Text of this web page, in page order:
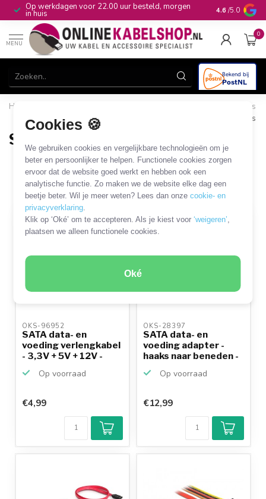
Cookies 🍪
We gebruiken cookies en vergelijkbare technologieën om je
beter en persoonlijker te helpen. Functionele cookies zorgen
ervoor dat de website goed werkt en hebben ook een
analytische functie. Zo maken we de website elke dag een
beetje beter. Wil je meer weten? Lees dan onzecookie- en
privacyverklaring.
Klik op ‘Oké’ om te accepteren. Als je kiest voor‘weigeren’,
plaatsen we alleen functionele cookies.
Oké
10+jaar productkennis 4.6 /5.0
MENU
0
Home
HDD/SSD en overige drives
SATA datakabels en adapters SATA 22-pins - SATA 22-pins
SATA 22-pins - SATA 22-pins
17 PRODUCTEN
Filters SORTEER OP
OKS-96952
SATA data- en
voeding verlengkabel
- 3,3V + 5V + 12V -
Op voorraad
€4,99
OKS-28397
SATA data- en
voeding adapter -
haaks naar beneden -
Op voorraad
€12,99